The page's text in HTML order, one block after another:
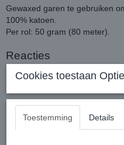
Gewaxed garen te gebruiken
100% katoen.
Per rol: 50 gram (80 meter).
Reacties
Cookies toestaan
Toestemming Details